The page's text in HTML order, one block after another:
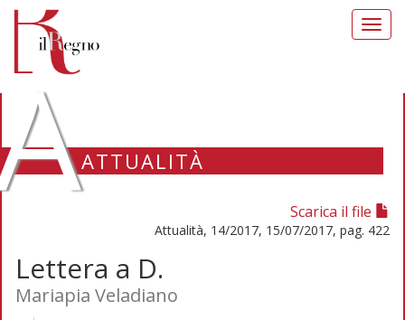
ATTUALITÀ
Scarica il file
Attualità, 14/2017, 15/07/2017, pag. 422
Lettera a D.
Mariapia Veladiano